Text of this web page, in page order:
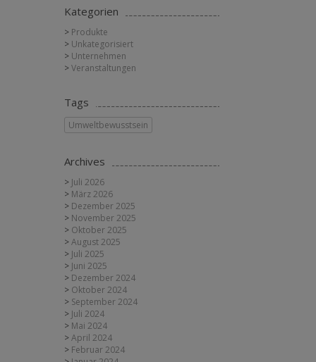
Kategorien
Produkte
Unkategorisiert
Unternehmen
Veranstaltungen
Tags
Umweltbewusstsein
Archives
Juli 2026
März 2026
Dezember 2025
November 2025
Oktober 2025
August 2025
Juli 2025
Juni 2025
Dezember 2024
Oktober 2024
September 2024
Juli 2024
Mai 2024
April 2024
Februar 2024